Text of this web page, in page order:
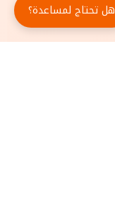
هل تحتاج لمساعدة؟